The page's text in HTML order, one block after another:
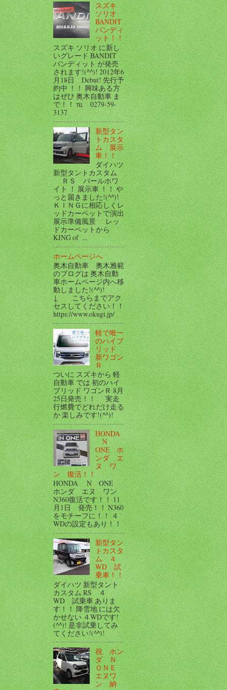
スズキ
ソリオ
BANDIT
バンディ
ット！！
スズキ ソリオ に新し
いグレード BANDIT
バンディット が発売
されます!(^^)! 2012年6
月18日 Debut! 先行予
約中 ！！ 興味ある方
はぜひ 奥木自動車 ま
で！！ ℡ 0279-59-
3137
新型タン
トカスタ
ム 展示
車！！
ダイハツ
新型タントカスタム
ＲＳ パールホワ
イト ！ 展示車 ！！ や
っと届きました!(^^)!
ＫＩＮＧに相応しくレ
ッドカーペットで演出
展示準備風景 レッ
ドカーペットから
KING of ...
ホームページへ
奥木自動車 奥木雅範
のブログは 奥木自動
車ホームページ内へ移
動しました!(^^)!
↓ こちらまでアク
セスしてください！！
https://www.okugi.jp/
軽で唯一
のハイブ
リッド
新ワゴン
Ｒ
ついに スズキから 軽
自動車 では 初のハイ
ブリッド ワゴンＲ 8月
25日発売！！ 実走
行燃費でどれだけ走る
か 楽しみです!(^^)!
HONDA
N
ONE ホ
ンダ エ
ヌ ワ
ン 復活！！
HONDA N ONE
ホンダ エヌ ワン
N360復活です！！ 11
月1日 発売！！ N360
をモチーフに！！ ４
WDの設定もあり！！
新型タン
トカスタ
ム ４
WD 試
乗車！！
ダイハツ 新型タント
カスタム RS ４
WD 試乗車 ありま
す！！ 降雪地 には欠
かせない ４WDです!
(^^)! 是非試乗してみ
てください!(^^)!
祝 ホン
ダ Ｎ
ＯＮＥ
エヌワ
ン 納